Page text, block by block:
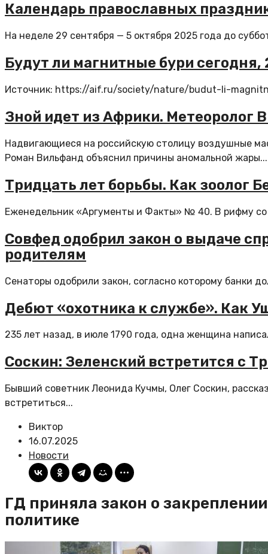
Календарь православных
На неделе 29 сентября — 5 октября 2025 года до
Будут ли магнитные бури
Источник: https://aif.ru/society/nature/budut-li-
Зной идет из Африки. Метеоролог
Надвигающиеся на российскую столицу воздушные
Роман Вильфанд объяснил причины аномальной жары...
Тридцать лет борьбы. Как зоолог
Еженедельник «Аргументы и Факты» № 40. В рифму
Совфед одобрил закон о выдаче
родителям
Сенаторы одобрили закон, согласно которому банки
Дебют «охотника к службе». Как
235 лет назад, в июле 1790 года, одна женщина
Соскин: Зеленский встретится с
Бывший советник Леонида Кучмы, Олег Соскин,
встретиться...
Виктор
16.07.2025
Новости
ГД приняла закон о
политике